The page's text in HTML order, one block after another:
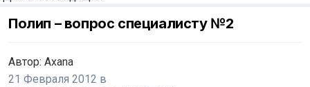
Полип – вопрос специалисту №2
Автор: Axana
21 Февраля 2012 в